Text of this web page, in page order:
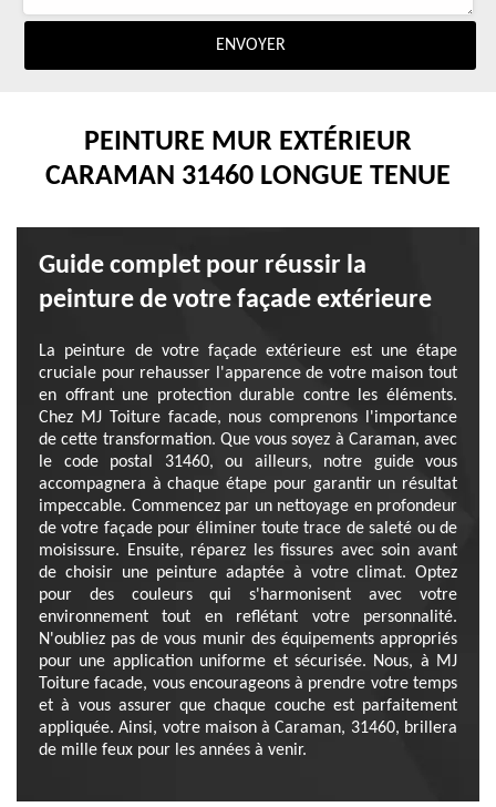
PEINTURE MUR EXTÉRIEUR
CARAMAN 31460 LONGUE TENUE
Guide complet pour réussir la
peinture de votre façade extérieure
La peinture de votre façade extérieure est une étape
cruciale pour rehausser l'apparence de votre maison tout
en offrant une protection durable contre les éléments.
Chez MJ Toiture facade, nous comprenons l'importance
de cette transformation. Que vous soyez à Caraman, avec
le code postal 31460, ou ailleurs, notre guide vous
accompagnera à chaque étape pour garantir un résultat
impeccable. Commencez par un nettoyage en profondeur
de votre façade pour éliminer toute trace de saleté ou de
moisissure. Ensuite, réparez les fissures avec soin avant
de choisir une peinture adaptée à votre climat. Optez
pour des couleurs qui s'harmonisent avec votre
environnement tout en reflétant votre personnalité.
N'oubliez pas de vous munir des équipements appropriés
pour une application uniforme et sécurisée. Nous, à MJ
Toiture facade, vous encourageons à prendre votre temps
et à vous assurer que chaque couche est parfaitement
appliquée. Ainsi, votre maison à Caraman, 31460, brillera
de mille feux pour les années à venir.